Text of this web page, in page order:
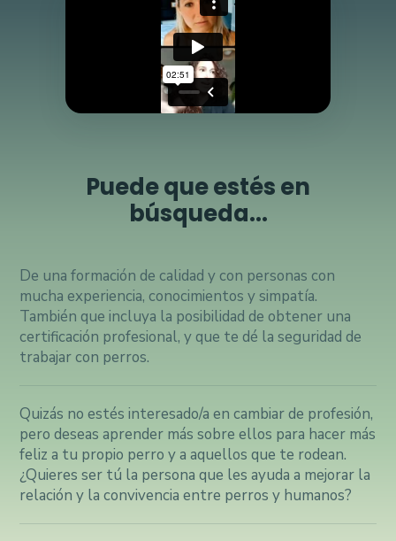
Puede que estés en
búsqueda...
De una formación de calidad y con personas con
mucha experiencia, conocimientos y simpatía.
También que incluya la posibilidad de obtener una
certificación profesional, y que te dé la seguridad de
trabajar con perros.
Quizás no estés interesado/a en cambiar de profesión,
pero deseas aprender más sobre ellos para hacer más
feliz a tu propio perro y a aquellos que te rodean.
¿Quieres ser tú la persona que les ayuda a mejorar la
relación y la convivencia entre perros y humanos?